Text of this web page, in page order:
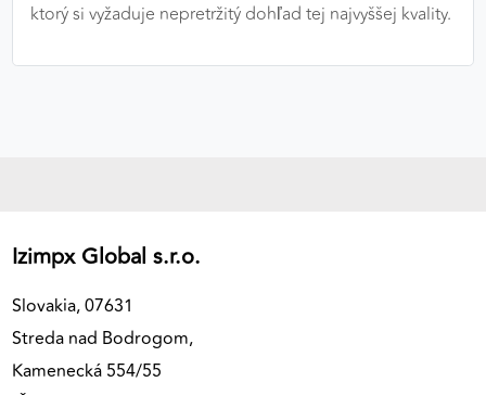
ktorý si vyžaduje nepretržitý dohľad tej najvyššej kvality.
Izimpx Global s.r.o.
Slovakia, 07631
Streda nad Bodrogom,
Kamenecká 554/55